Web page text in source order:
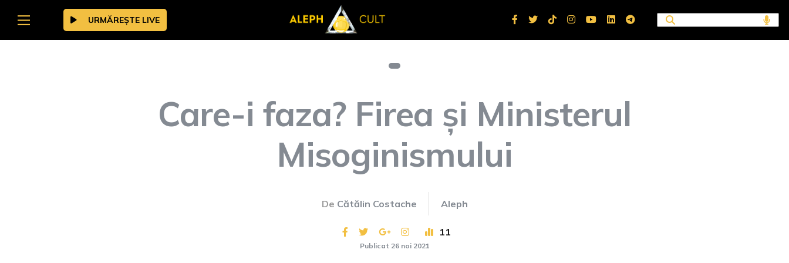
URMĂREȘTE LIVE
Care-i faza? Firea și Ministerul
Misoginismului
De Cătălin Costache Aleph
11
Publicat 26 noi 2021